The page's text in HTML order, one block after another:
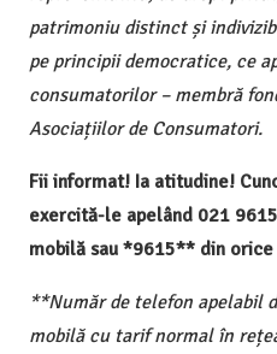
patrimoniu distinct și
pe principii democratice, ce
consumatorilor – membră
Asociațiilor de Consumatori.
Fii informat! Ia atitudine!
exercită-le apelând 021
mobilă sau *9615** din
**Număr de telefon apelabil
mobilă cu tarif normal în